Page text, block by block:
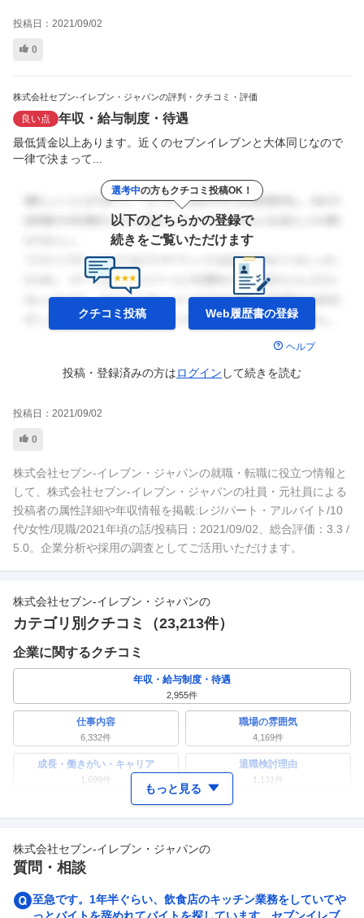
投稿日： 2021/09/02
0
株式会社セブン-イレブン・ジャパンの評判・クチコミ・評価
良い点 年収・給与制度・待遇
最低賃金以上あります。近くのセブンイレブンと大体同じなので
一律で決まって...
選考中の方もクチコミ投稿OK！
以下のどちらかの登録で
続きをご覧いただけます
クチコミ投稿 Web履歴書の登録
ヘルプ
投稿・登録済みの方はログイン して続きを読む
投稿日： 2021/09/02
0
株式会社セブン-イレブン・ジャパンの就職・転職に役立つ情報と
して、株式会社セブン-イレブン・ジャパンの社員・元社員による
投稿者の属性詳細や年収情報を掲載:レジ/パート・アルバイト/10
代/女性/現職/2021年頃の話/投稿日：2021/09/02、総合評価：3.3 /
5.0。企業分析や採用の調査としてご活用いただけます。
株式会社セブン-イレブン・ジャパンの
カテゴリ別クチコミ（23,213件）
企業に関するクチコミ
年収・給与制度・待遇
2,955件
仕事内容
6,332件
職場の雰囲気
4,169件
成長・働きがい・キャリア
1,699件
退職検討理由
1,131 件
ワークライフバランス 女性の活躍・働きやすさ
副業
633
テレワーク・リモートワーク
人事・評価制度
659 件
入社理由・入社後ギャップ
1,057件
もっと見る
株式会社セブン-イレブン・ジャパンの
質問・相談
至急です。1年半ぐらい、飲食店のキッチン業務をしていてや